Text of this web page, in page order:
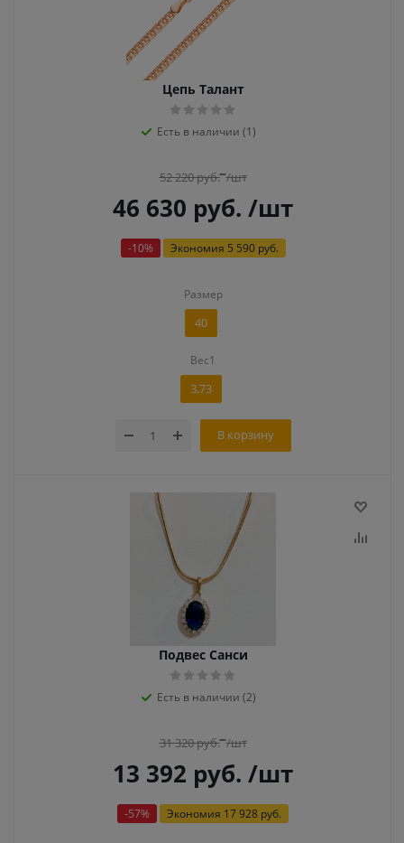
Цепь Талант
Есть в наличии (1)
52 220руб. /шт
46 630 руб. /шт
-10% Экономия 5 590 руб.
Размер
40
Вес1
3,73
В корзину
Подвес Санси
Есть в наличии (2)
31 320руб. /шт
13 392 руб. /шт
-57% Экономия 17 928 руб.